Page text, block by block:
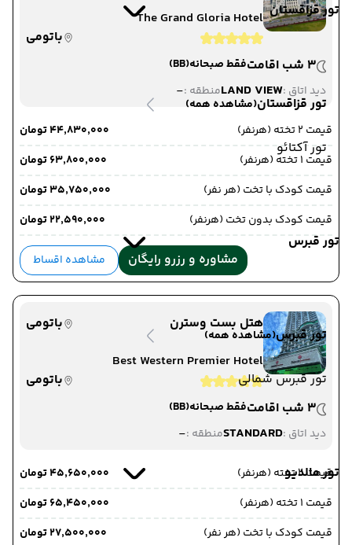
تور قزاقستان
تور قزاقستان(مشاهده همه)
تور آکتائو
تور قبرس
تور قبرس(مشاهده همه)
تور قبرس شمالی
تور مالدیو
The Grand Gloria Hotel
باتومی
3 شب اقامت
فقط صبحانه(BB)
دید اتاق :LAND VIEWمنطقه :-
قیمت 2 تخته (هرنفر)
۴۴٬۸۳۰٬۰۰۰ تومان
قیمت 1 تخته (هرنفر)
۶۳٬۸۰۰٬۰۰۰ تومان
قیمت کودک با تخت (هر نفر)
۳۵٬۷۵۰٬۰۰۰ تومان
قیمت کودک بدون تخت (هرنفر)
۲۲٬۵۹۰٬۰۰۰ تومان
مشاوره و رزرو رایگان مشاهده اقساط
هتل بست وسترن
باتومی
Best Western Premier Hotel
باتومی
3 شب اقامت
فقط صبحانه(BB)
دید اتاق :STANDARDمنطقه :-
قیمت 2 تخته (هرنفر)
۴۵٬۶۵۰٬۰۰۰ تومان
قیمت 1 تخته (هرنفر)
۶۵٬۴۵۰٬۰۰۰ تومان
قیمت کودک با تخت (هر نفر)
۲۷٬۵۰۰٬۰۰۰ تومان